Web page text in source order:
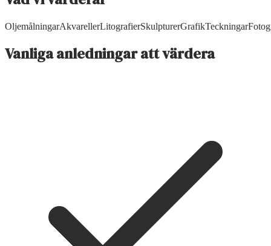
OljemålningarAkvarellerLitografierSkulpturerGrafikTeckningar
Vanliga anledningar att värdera